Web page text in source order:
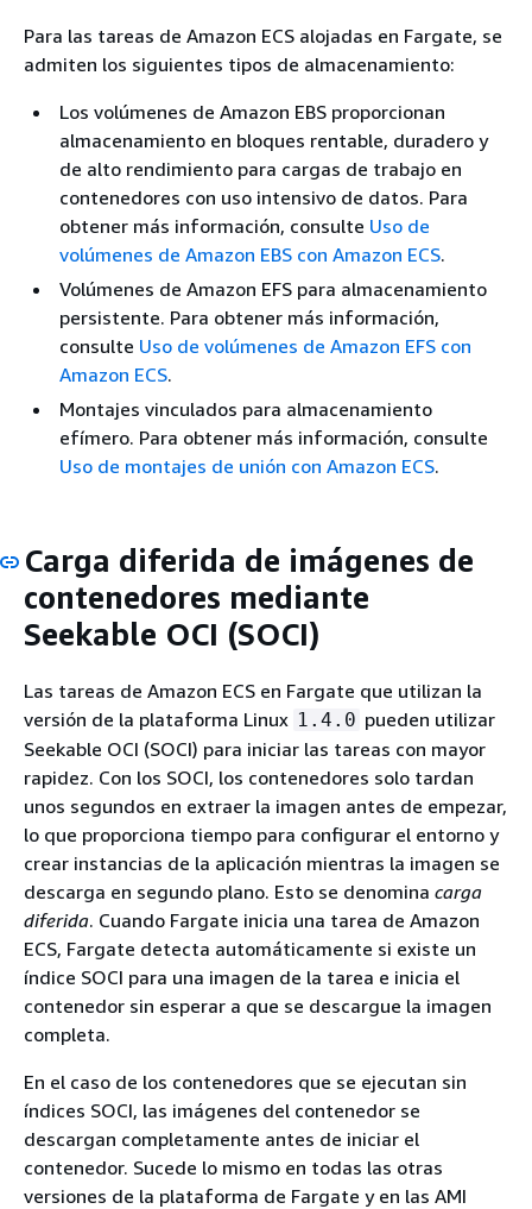
Para las tareas de Amazon ECS alojadas en Fargate, se
admiten los siguientes tipos de almacenamiento:
Los volúmenes de Amazon EBS proporcionan
almacenamiento en bloques rentable, duradero y
de alto rendimiento para cargas de trabajo en
contenedores con uso intensivo de datos. Para
obtener más información, consulte Uso de
volúmenes de Amazon EBS con Amazon ECS.
Volúmenes de Amazon EFS para almacenamiento
persistente. Para obtener más información,
consulte Uso de volúmenes de Amazon EFS con
Amazon ECS.
Montajes vinculados para almacenamiento
efímero. Para obtener más información, consulte
Uso de montajes de unión con Amazon ECS.
Carga diferida de imágenes de
contenedores mediante
Seekable OCI (SOCI)
Las tareas de Amazon ECS en Fargate que utilizan la
versión de la plataforma Linux 1.4.0 pueden utilizar
Seekable OCI (SOCI) para iniciar las tareas con mayor
rapidez. Con los SOCI, los contenedores solo tardan
unos segundos en extraer la imagen antes de empezar,
lo que proporciona tiempo para configurar el entorno y
crear instancias de la aplicación mientras la imagen se
descarga en segundo plano. Esto se denomina carga
diferida. Cuando Fargate inicia una tarea de Amazon
ECS, Fargate detecta automáticamente si existe un
índice SOCI para una imagen de la tarea e inicia el
contenedor sin esperar a que se descargue la imagen
completa.
En el caso de los contenedores que se ejecutan sin
índices SOCI, las imágenes del contenedor se
descargan completamente antes de iniciar el
contenedor. Sucede lo mismo en todas las otras
versiones de la plataforma de Fargate y en las AMI